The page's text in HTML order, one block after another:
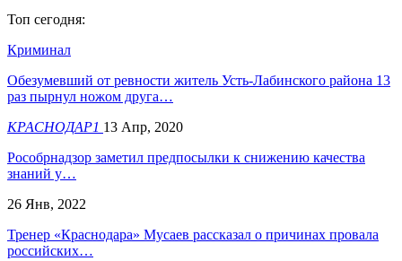
Топ сегодня:
Криминал
Обезумевший от ревности житель Усть-Лабинского района 13
раз пырнул ножом друга…
КРАСНОДАР1 13 Апр, 2020
Рособрнадзор заметил предпосылки к снижению качества
знаний у…
26 Янв, 2022
Тренер «Краснодара» Мусаев рассказал о причинах провала
российских…